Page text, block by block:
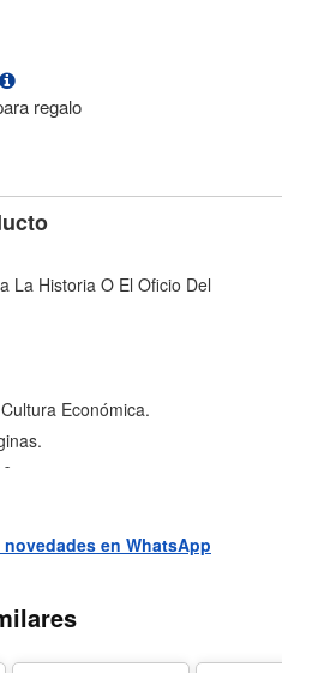
regalo
La Historia O El Oficio Del
Económica.
su trabajo sobre
o el oficio del historiador' para
Sin embargo su versión,
y que fuera traducida a muchos
en WhatsApp